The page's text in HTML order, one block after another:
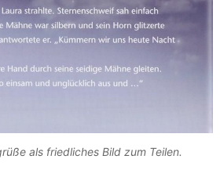
als friedliches Bild zum Teilen.